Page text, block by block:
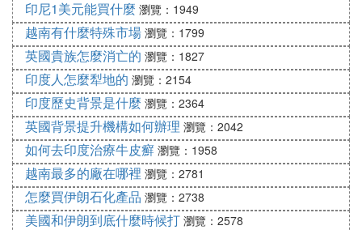
印尼1美元能買什麼 瀏覽：1949
越南有什麼特殊市場 瀏覽：1799
英國貴族怎麼消亡的 瀏覽：1827
印度人怎麼犁地的 瀏覽：2154
印度歷史背景是什麼 瀏覽：2364
英國背景提升機構如何辦理 瀏覽：2042
如何去印度治療牛皮癬 瀏覽：1958
越南最多的廠在哪裡 瀏覽：2781
怎麼買伊朗石化產品 瀏覽：2738
美國和伊朗到底什麼時候打 瀏覽：2578